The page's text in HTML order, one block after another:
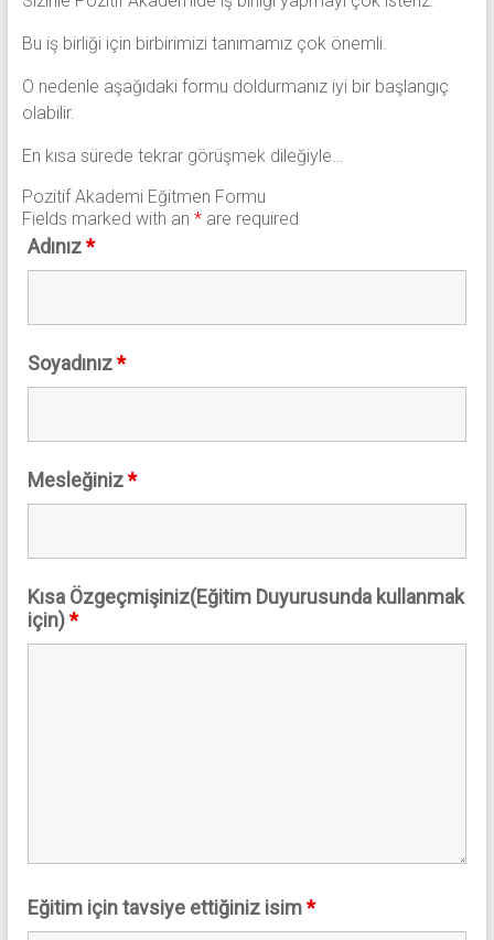
Bu iş birliği için birbirimizi tanımamız çok önemli.
O nedenle aşağıdaki formu doldurmanız iyi bir başlangıç
olabilir.
En kısa sürede tekrar görüşmek dileğiyle…
Pozitif Akademi Eğitmen Formu
Fields marked with an *are required
Adınız*
Soyadınız*
Mesleğiniz*
Kısa Özgeçmişiniz(Eğitim Duyurusunda kullanmak
için)*
Eğitim için tavsiye ettiğiniz isim*